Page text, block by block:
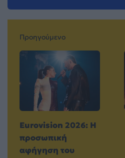
Προηγούμενο
Eurovision 2026: Η
προσωπική
αφήγηση του